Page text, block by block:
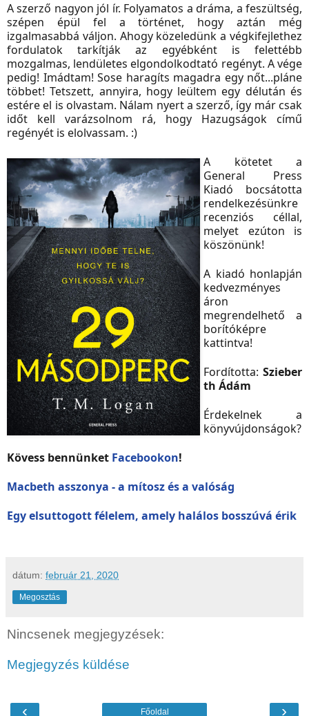
A szerző nagyon jól ír. Folyamatos a dráma, a feszültség,
szépen épül fel a történet, hogy aztán még
izgalmasabbá váljon. Ahogy közeledünk a végkifejlethez
fordulatok tarkítják az egyébként is felettébb
mozgalmas, lendületes elgondolkodtató regényt. A vége
pedig! Imádtam! Sose haragíts magadra egy nőt...pláne
többet! Tetszett, annyira, hogy leültem egy délután és
estére el is olvastam. Nálam nyert a szerző, így már csak
időt kell varázsolnom rá, hogy Hazugságok című
regényét is elolvassam. :)
A kötetet a
General Press
Kiadó bocsátotta
rendelkezésünkre
recenziós céllal,
melyet ezúton is
köszönünk!
A kiadó honlapján
kedvezményes
áron
megrendelhető a
borítóképre
kattintva!
Fordította: Szieber
th Ádám
Érdekelnek a
könyvújdonságok?
Kövess bennünket Facebookon!
Macbeth asszonya - a mítosz és a valóság
Egy elsuttogott félelem, amely halálos bosszúvá érik
dátum: február 21, 2020
Megosztás
Nincsenek megjegyzések:
Megjegyzés küldése
‹ ›
Főoldal